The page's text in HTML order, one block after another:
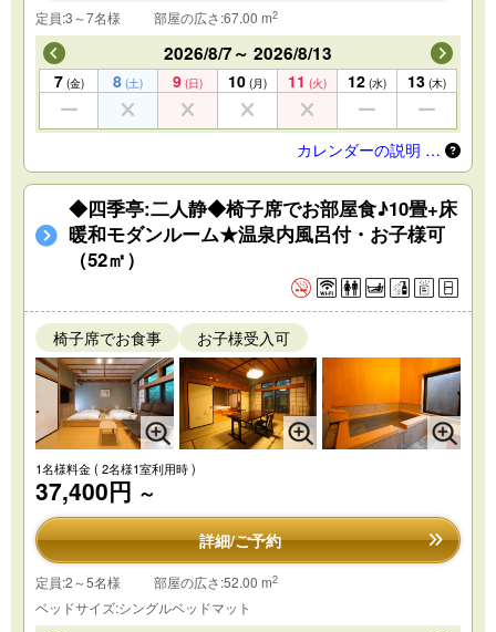
定員:3～7名様 部屋の広さ:67.00 m2
2026/8/7～ 2026/8/13
7 (金) 8 (土) 9 (日) 10 (月) 11 (火) 12 (水) 13 (木)
カレンダーの説明 …
◆四季亭:二人静◆椅子席でお部屋食♪10畳+床
暖和モダンルーム★温泉内風呂付・お子様可
（52㎡）
椅子席でお食事 お子様受入可
1名様料金( 2名様1室利用時 )
37,400円 ～
詳細/ご予約
定員:2～5名様 部屋の広さ:52.00 m2
ベッドサイズ:シングルベッドマット